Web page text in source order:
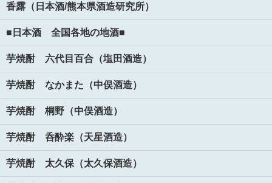
香露（日本酒/熊本県酒造研究所）
■日本酒 全国各地の地酒■
芋焼酎 六代目百合（塩田酒造）
芋焼酎 なかまた（中俣酒造）
芋焼酎 桐野（中俣酒造）
芋焼酎 呑酔楽（天星酒造）
芋焼酎 太久保（太久保酒造）